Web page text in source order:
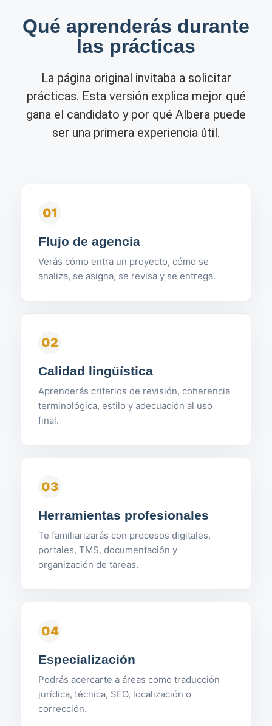
Qué aprenderás durante
las prácticas
La página original invitaba a solicitar
prácticas. Esta versión explica mejor qué
gana el candidato y por qué Albera puede
ser una primera experiencia útil.
01
Flujo de agencia
Verás cómo entra un proyecto, cómo se
analiza, se asigna, se revisa y se entrega.
02
Calidad lingüística
Aprenderás criterios de revisión, coherencia
terminológica, estilo y adecuación al uso
final.
03
Herramientas profesionales
Te familiarizarás con procesos digitales,
portales, TMS, documentación y
organización de tareas.
04
Especialización
Podrás acercarte a áreas como traducción
jurídica, técnica, SEO, localización o
corrección.